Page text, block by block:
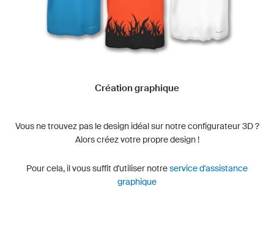
Création graphique
Vous ne trouvez pas le design idéal sur notre configurateur 3D ?
Alors créez votre propre design !
Pour cela, il vous suffit d'utiliser notreservice d'assistance
graphique